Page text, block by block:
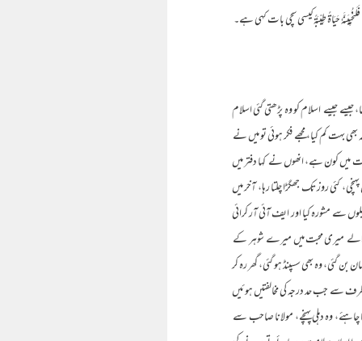
حَیَاۃً طِیِّبَۃً کیسی سچی بات کہی ہے۔
جیسے اسلام کو وہ پڑھتی گئی اسلام
بہت کم کیا، مجھے فکر ہوئی تو میں نے
میں کون ہے، انھوں نے کہا دفتر میں
کئی روز تک جھگڑا چلتا رہا، آخر میں
مشورہ کیا اور ایف آئی آر کرائی
والے میری محبت میں میرے شوہر کے
وہ بھی سسپنڈ ہو گئی، گھر رہ کر
سے جب حد درجہ کی مخالفتیں ہوئیں
وہ دہلی پہنچے، مولانا صاحب سے